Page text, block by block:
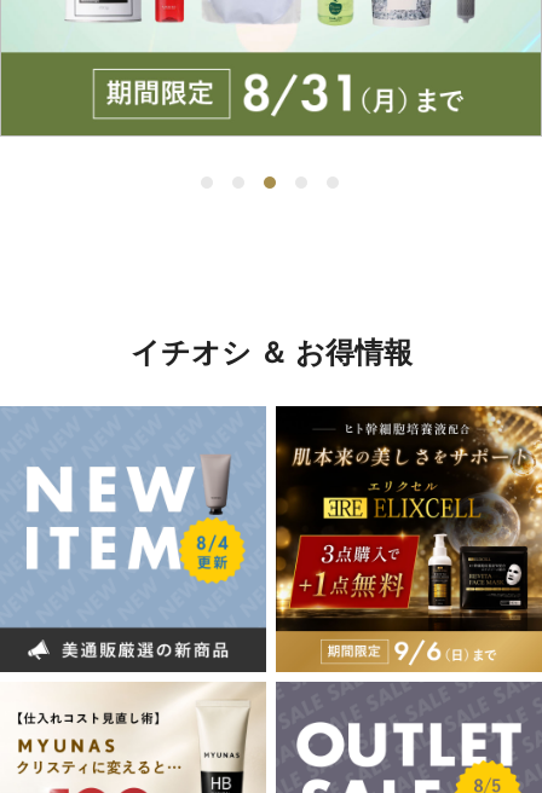
イチオシ ＆ お得情報